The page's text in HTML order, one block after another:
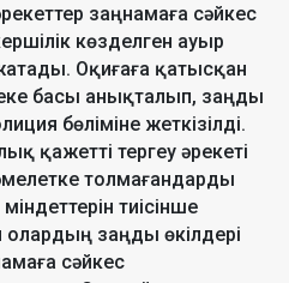
заңнамаға сәйкес
көзделген ауыр
Оқиғаға қатысқан
басы анықталып, заңды
бөліміне жеткізілді.
қажетті тергеу әрекеті
толмағандарды
тиісінше
заңды өкілдері
сәйкес